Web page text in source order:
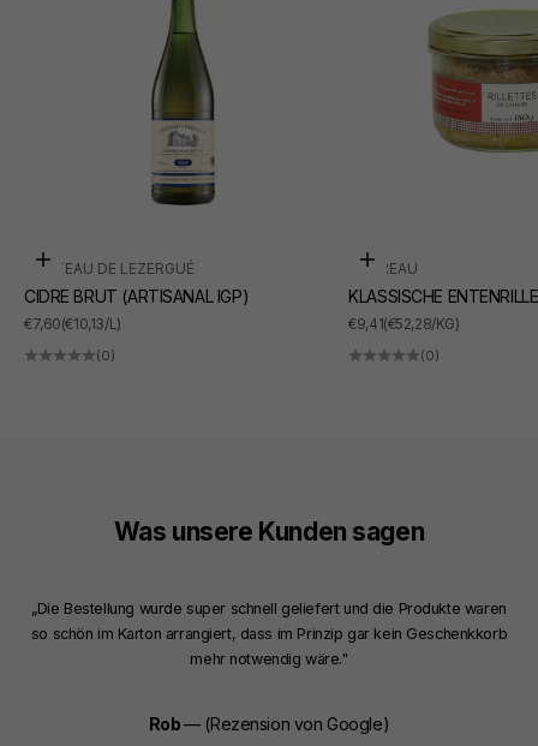
In den Warenkorb
CHÂTEAU DE LEZERGUÉ
CIDRE BRUT (ARTISANAL IGP)
ANGEBOT
€7,60(€10,13/L)
(0)
In den Warenkorb
SUDREAU
KLASSISCHE
ANGEBOT
€9,41(€52,28/KG)
(0)
Was unsere Kunden sagen
„Die Bestellung wurde super schnell geliefert und die Produkte waren
so schön im Karton arrangiert, dass im Prinzip gar kein Geschenkkorb
mehr notwendig wäre."
Rob— (Rezension von Google)